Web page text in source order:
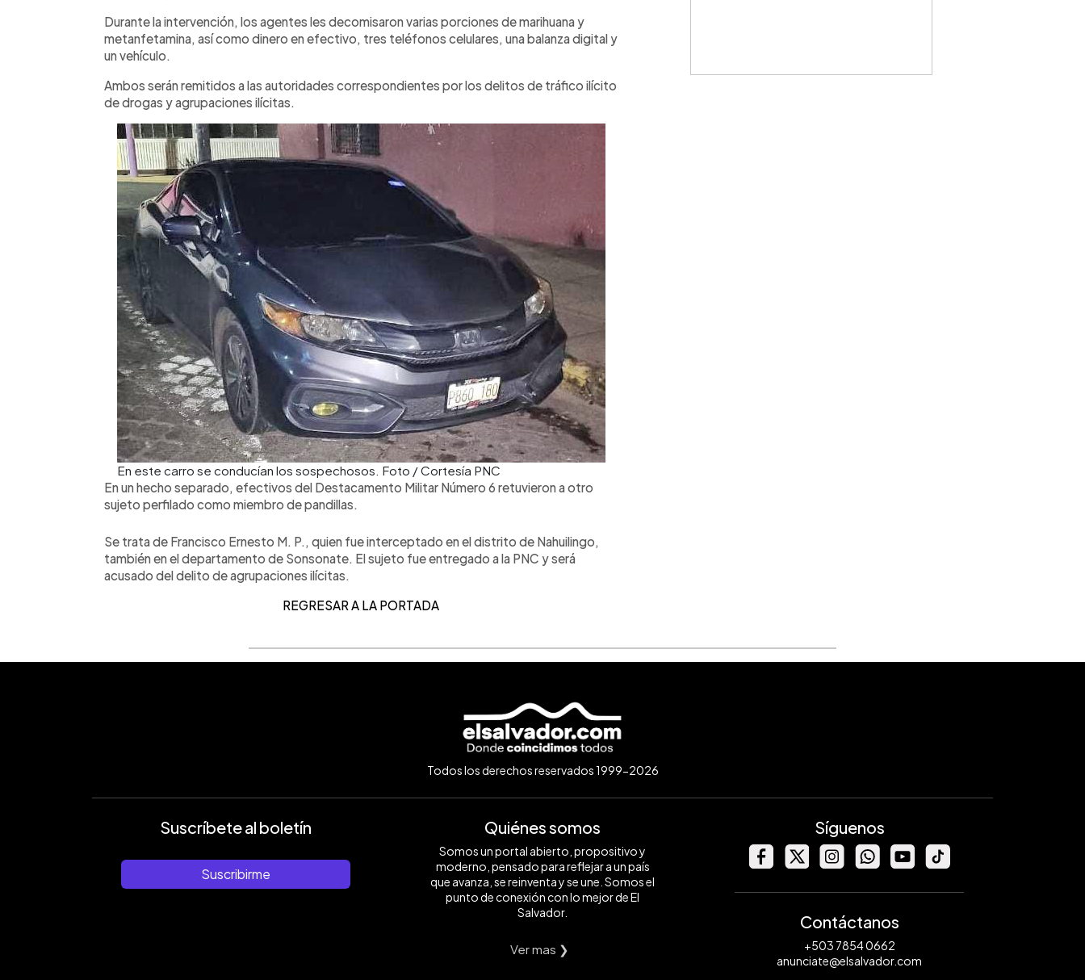
Durante la intervención, los agentes les decomisaron varias porciones de marihuana y
metanfetamina, así como dinero en efectivo, tres teléfonos celulares, una balanza digital y
un vehículo.
Ambos serán remitidos a las autoridades correspondientes por los delitos de tráfico ilícito
de drogas y agrupaciones ilícitas.
En este carro se conducían los sospechosos. Foto / Cortesía PNC
En un hecho separado, efectivos del Destacamento Militar Número 6 retuvieron a otro
sujeto perfilado como miembro de pandillas.
Se trata de Francisco Ernesto M. P., quien fue interceptado en el distrito de Nahuilingo,
también en el departamento de Sonsonate. El sujeto fue entregado a la PNC y será
acusado del delito de agrupaciones ilícitas.
REGRESAR A LA PORTADA
Todos los derechos reservados 1999-2026
Suscríbete al boletín
Suscribirme
Quiénes somos
Somos un portal abierto, propositivo y
moderno, pensado para reflejar a un país
que avanza, se reinventa y se une. Somos el
punto de conexión con lo mejor de El
Salvador.
Ver mas ❯
Síguenos
Contáctanos
+503 7854 0662
anunciate@elsalvador.com